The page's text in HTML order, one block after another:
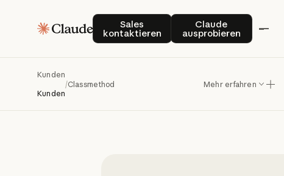
Sales
kontaktieren
Sales kontaktierenClaude
ausprobieren
Claude
Kunden
Kunden
/Classmethod Mehr erfahren